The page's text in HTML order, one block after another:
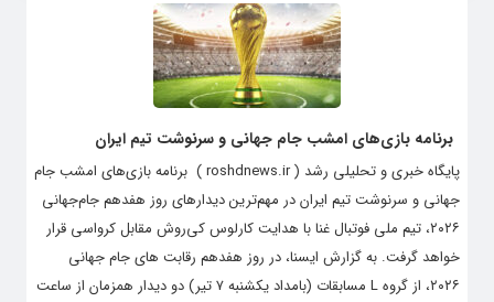
برنامه بازی‌های امشب جام جهانی و سرنوشت تیم ایران
پایگاه خبری و تحلیلی رشد ( roshdnews.ir ) برنامه بازی‌های امشب جام
جهانی و سرنوشت تیم ایران در مهم‌ترین دیدارهای روز هفدهم جام‌جهانی
۲۰۲۶، تیم ملی فوتبال غنا با هدایت کارلوس کی‌روش مقابل کرواسی قرار
خواهد گرفت. به گزارش ایسنا، در روز هفدهم رقابت های جام جهانی
۲۰۲۶، از گروه L مسابقات (بامداد یکشنبه ۷ تیر) دو دیدار همزمان از ساعت